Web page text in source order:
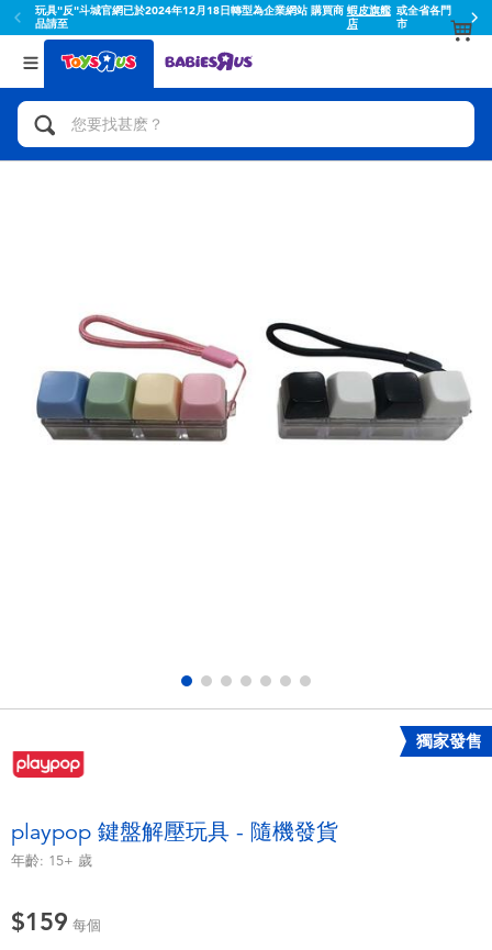
玩具"反"斗城官網已於2024年12月18日轉型為企業網站 購買商
品請至
蝦皮旗艦
店
或全省各門
市
返回
分類目錄
人氣英雄,角色扮演,射擊玩具
玩具車,貨車,火車及遙控系列
手工藝,文具,蠟筆,泥膠,畫板
娃娃, 芭比,收藏公仔
戶外及運動用品
派對用品
夏日
返回
品牌
Toy Story玩具總動員
Fuggler
Miniso名創優品
playpop
NERF熱火 獨家發售
playpop 鍵盤解壓玩具 - 隨機發貨
年齡: 15+ 歲
$159 每個